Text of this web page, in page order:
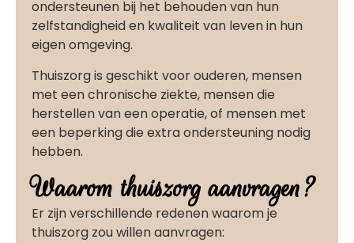
ondersteunen bij het behouden van hun
zelfstandigheid en kwaliteit van leven in hun
eigen omgeving.
Thuiszorg is geschikt voor ouderen, mensen
met een chronische ziekte, mensen die
herstellen van een operatie, of mensen met
een beperking die extra ondersteuning nodig
hebben.
Waarom thuiszorg aanvragen?
Er zijn verschillende redenen waarom je
thuiszorg zou willen aanvragen: